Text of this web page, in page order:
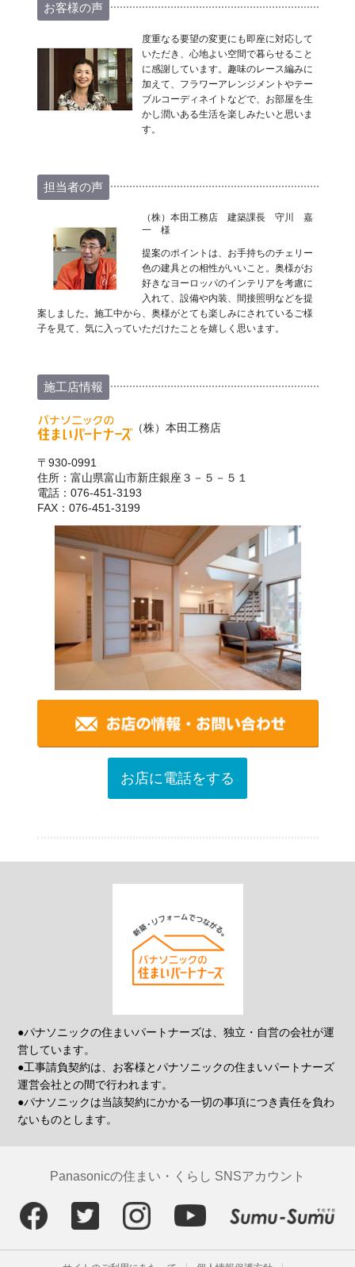
お客様の声
度重なる要望の変更にも即座に対応して
いただき、心地よい空間で暮らせること
に感謝しています。趣味のレース編みに
加えて、フラワーアレンジメントやテー
ブルコーディネイトなどで、お部屋を生
かし潤いある生活を楽しみたいと思いま
す。
担当者の声
（株）本田工務店 建築課長 守川 嘉
一 様
提案のポイントは、お手持ちのチェリー
色の建具との相性がいいこと。奥様がお
好きなヨーロッパのインテリアを考慮に
入れて、設備や内装、間接照明などを提
案しました。施工中から、奥様がとても楽しみにされているご様
子を見て、気に入っていただけたことを嬉しく思います。
施工店情報
（株）本田工務店
〒930-0991
住所：富山県富山市新庄銀座３－５－５１
電話：076-451-3193
FAX：076-451-3199
お店に電話をする
●パナソニックの住まいパートナーズは、独立・自営の会社が運
営しています。
●工事請負契約は、お客様とパナソニックの住まいパートナーズ
運営会社との間で行われます。
●パナソニックは当該契約にかかる一切の事項につき責任を負わ
ないものとします。
Panasonicの住まい・くらし SNSアカウント